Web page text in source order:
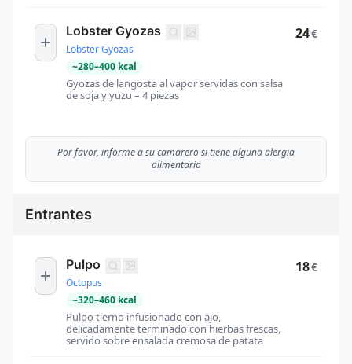
Lobster Gyozas
Lobster Gyozas
~280–400 kcal
Gyozas de langosta al vapor servidas con salsa
de soja y yuzu – 4 piezas
24€
Por favor, informe a su camarero si tiene alguna alergia
alimentaria
Entrantes
Pulpo
Octopus
~320–460 kcal
Pulpo tierno infusionado con ajo,
delicadamente terminado con hierbas frescas,
servido sobre ensalada cremosa de patata
18€